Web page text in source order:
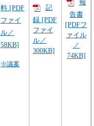
料 [PDF
ファイ
ル／
58KB]
※議案
記
録 [PDF
ファイ
ル／
300KB]
報
告書
[PDFフ
ァイル
／
74KB]